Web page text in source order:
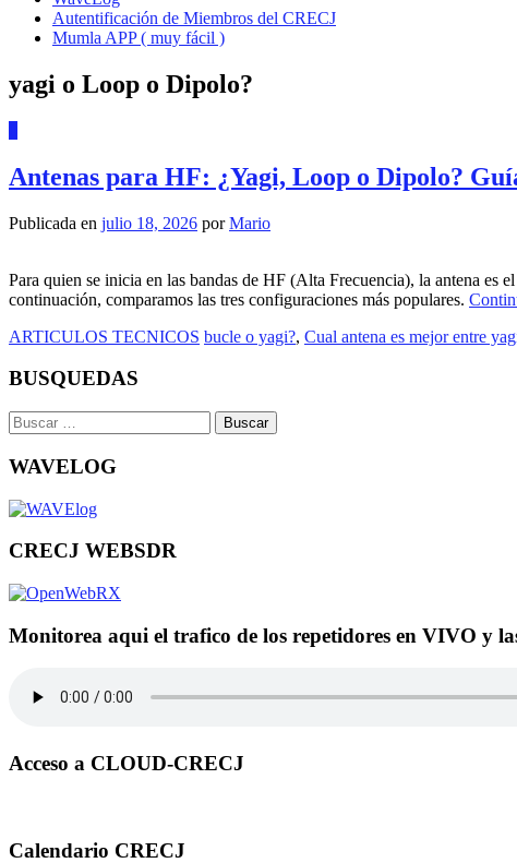
Autentificación de Miembros del CRECJ
Mumla APP ( muy fácil )
yagi o Loop o Dipolo?
Antenas para HF: ¿Yagi, Loop o Dipolo?
Publicada en julio 18, 2026 porMario
Para quien se inicia en las bandas de HF (Alta Frecuencia), la antena es
continuación, comparamos las tres configuraciones más populares.
ARTICULOS TECNICOS bucle o yagi?, Cual antena es mejor entre
BUSQUEDAS
Buscar:
WAVELOG
CRECJ WEBSDR
Monitorea aqui el trafico de los repetidores en VIVO y
Acceso a CLOUD-CRECJ
Calendario CRECJ